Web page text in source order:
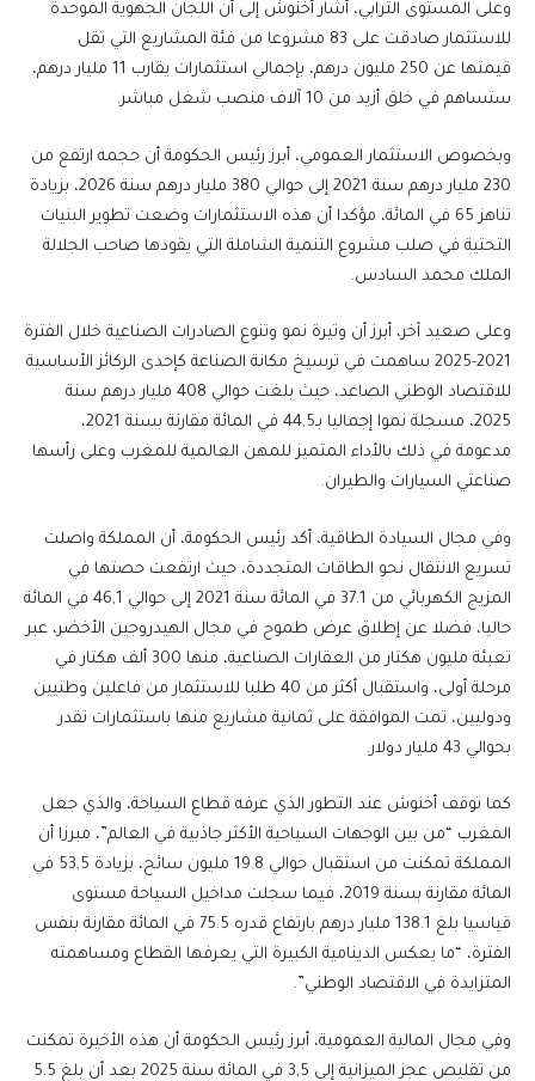
وعلى المستوى الترابي، أشار أخنوش إلى أن اللجان الجهوية الموحدة
للاستثمار صادقت على 83 مشروعا من فئة المشاريع التي تقل
قيمتها عن 250 مليون درهم، بإجمالي استثمارات يقارب 11 مليار درهم،
ستساهم في خلق أزيد من 10 آلاف منصب شغل مباشر.
وبخصوص الاستثمار العمومي، أبرز رئيس الحكومة أن حجمه ارتفع من
230 مليار درهم سنة 2021 إلى حوالي 380 مليار درهم سنة 2026، بزيادة
تناهز 65 في المائة، مؤكدا أن هذه الاستثمارات وضعت تطوير البنيات
التحتية في صلب مشروع التنمية الشاملة التي يقودها صاحب الجلالة
الملك محمد السادس.
وعلى صعيد آخر، أبرز أن وتيرة نمو وتنوع الصادرات الصناعية خلال الفترة
2021-2025 ساهمت في ترسيخ مكانة الصناعة كإحدى الركائز الأساسية
للاقتصاد الوطني الصاعد، حيث بلغت حوالي 408 مليار درهم سنة
2025، مسجلة نموا إجماليا بـ44,5 في المائة مقارنة بسنة 2021،
مدعومة في ذلك بالأداء المتميز للمهن العالمية للمغرب وعلى رأسها
صناعتي السيارات والطيران.
وفي مجال السيادة الطاقية، أكد رئيس الحكومة، أن المملكة واصلت
تسريع الانتقال نحو الطاقات المتجددة، حيث ارتفعت حصتها في
المزيج الكهربائي من 37.1 في المائة سنة 2021 إلى حوالي 46,1 في المائة
حاليا، فضلا عن إطلاق عرض طموح في مجال الهيدروجين الأخضر، عبر
تعبئة مليون هكتار من العقارات الصناعية، منها 300 ألف هكتار في
مرحلة أولى، واستقبال أكثر من 40 طلبا للاستثمار من فاعلين وطنيين
ودوليين، تمت الموافقة على ثمانية مشاريع منها باستثمارات تقدر
بحوالي 43 مليار دولار.
كما توقف أخنوش عند التطور الذي عرفه قطاع السياحة، والذي جعل
المغرب “من بين الوجهات السياحية الأكثر جاذبية في العالم”، مبرزا أن
المملكة تمكنت من استقبال حوالي 19.8 مليون سائح، بزيادة 53,5 في
المائة مقارنة بسنة 2019، فيما سجلت مداخيل السياحة مستوى
قياسيا بلغ 138.1 مليار درهم بارتفاع قدره 75.5 في المائة مقارنة بنفس
الفترة، “ما يعكس الدينامية الكبيرة التي يعرفها القطاع ومساهمته
المتزايدة في الاقتصاد الوطني”.
وفي مجال المالية العمومية، أبرز رئيس الحكومة أن هذه الأخيرة تمكنت
من تقليص عجز الميزانية إلى 3,5 في المائة سنة 2025 بعد أن بلغ 5.5